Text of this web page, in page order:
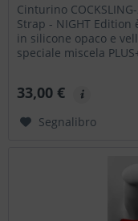
Cinturino
Strap - NIGHT
in silicone opaco e
speciale miscela
33,00 €
Segnalibro